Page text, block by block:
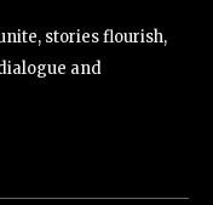
stories flourish,
and